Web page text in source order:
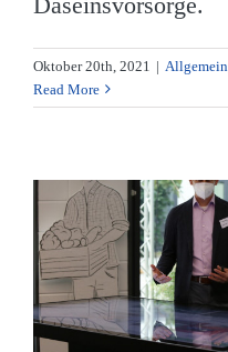
Oktober 20th, 2021 | Allgemein
Read More